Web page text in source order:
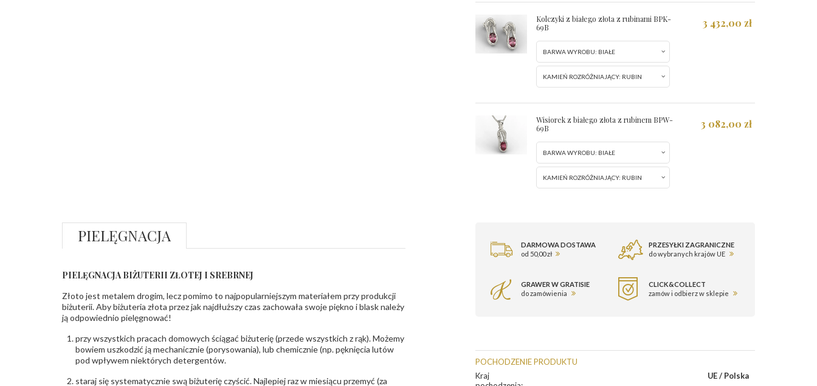
Kolczyki z białego złota z rubinami BPK-
69B
3 432,00 zł
BARWA WYROBU: BIAŁE
KAMIEŃ ROZRÓŻNIAJĄCY: RUBIN
Wisiorek z białego złota z rubinem BPW-
69B
3 082,00 zł
BARWA WYROBU: BIAŁE
KAMIEŃ ROZRÓŻNIAJĄCY: RUBIN
DARMOWA DOSTAWA
od 50,00 zł
PRZESYŁKI ZAGRANICZNE
do wybranych krajów UE
GRAWER W GRATISIE
do zamówienia
CLICK&COLLECT
zamów i odbierz w sklepie
POCHODZENIE PRODUKTU
Kraj
UE / Polska
PIELĘGNACJA
PIELĘGNACJA BIŻUTERII ZŁOTEJ I SREBRNEJ
Złoto jest metalem drogim, lecz pomimo to najpopularniejszym materiałem przy produkcji
biżuterii. Aby biżuteria złota przez jak najdłuższy czas zachowała swoje piękno i blask należy
ją odpowiednio pielęgnować!
przy wszystkich pracach domowych ściągać biżuterię (przede wszystkich z rąk). Możemy
bowiem uszkodzić ją mechanicznie (porysowania), lub chemicznie (np. pęknięcia lutów
pod wpływem niektórych detergentów.
staraj się systematycznie swą biżuterię czyścić. Najlepiej raz w miesiącu przemyć (za